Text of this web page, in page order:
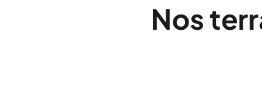
Nos